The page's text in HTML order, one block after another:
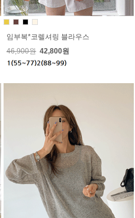
임부복*코렐셔링 블라우스
46,900원 42,800원